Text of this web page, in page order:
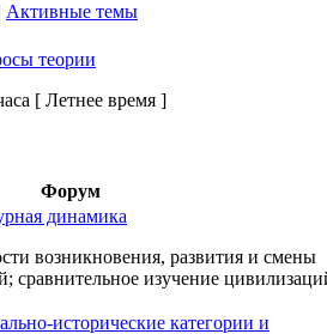
Активные темы
теории
[ Летнее время ]
Форум
динамика
возникновения, развития и смены
сравнительное изучение
исторические категории и